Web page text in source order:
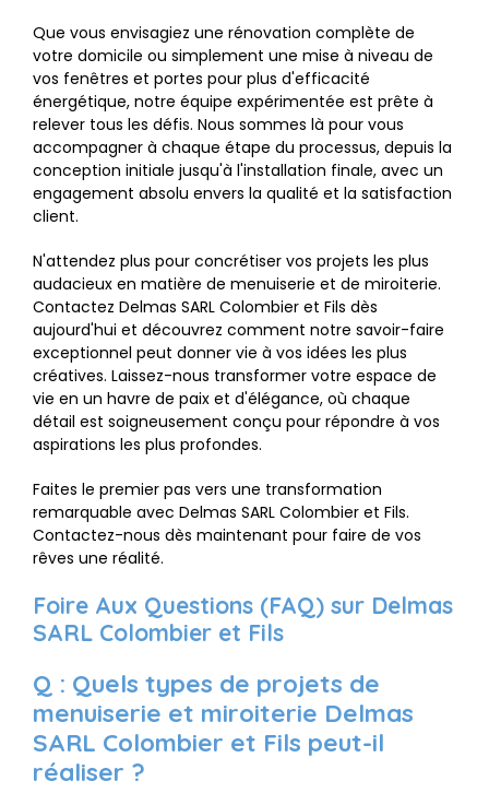
Que vous envisagiez une rénovation complète de
votre domicile ou simplement une mise à niveau de
vos fenêtres et portes pour plus d'efficacité
énergétique, notre équipe expérimentée est prête à
relever tous les défis. Nous sommes là pour vous
accompagner à chaque étape du processus, depuis la
conception initiale jusqu'à l'installation finale, avec un
engagement absolu envers la qualité et la satisfaction
client.
N'attendez plus pour concrétiser vos projets les plus
audacieux en matière de menuiserie et de miroiterie.
Contactez Delmas SARL Colombier et Fils dès
aujourd'hui et découvrez comment notre savoir-faire
exceptionnel peut donner vie à vos idées les plus
créatives. Laissez-nous transformer votre espace de
vie en un havre de paix et d'élégance, où chaque
détail est soigneusement conçu pour répondre à vos
aspirations les plus profondes.
Faites le premier pas vers une transformation
remarquable avec Delmas SARL Colombier et Fils.
Contactez-nous dès maintenant pour faire de vos
rêves une réalité.
Foire Aux Questions (FAQ) sur Delmas
SARL Colombier et Fils
Q : Quels types de projets de
menuiserie et miroiterie Delmas
SARL Colombier et Fils peut-il
réaliser ?